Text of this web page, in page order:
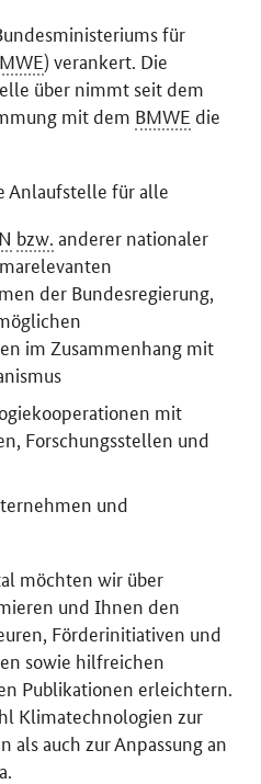
für
) verankert. Die
über nimmt seit dem
mit dem BMWE die
Anlaufstelle für alle
bzw. anderer nationaler
der Bundesregierung,
im Zusammenhang mit
mit
Forschungsstellen und
und
möchten wir über
und Ihnen den
Förderinitiativen und
sowie hilfreichen
Publikationen erleichtern.
Klimatechnologien zur
als auch zur Anpassung an